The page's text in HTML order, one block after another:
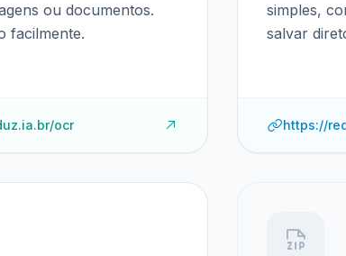
ou documentos.
facilmente.
ocr
simples,
salvar
https://